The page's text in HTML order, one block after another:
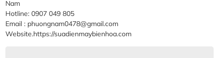
Nam
Hotline: 0907 049 805
Email : phuongnam0478@gmail.com
Website.https://suadienmaybienhoa.com